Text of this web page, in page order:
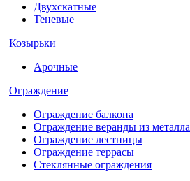
Двухскатные
Теневые
Козырьки
Арочные
Ограждение
Ограждение балкона
Ограждение веранды из металла
Ограждение лестницы
Ограждение террасы
Стеклянные ограждения